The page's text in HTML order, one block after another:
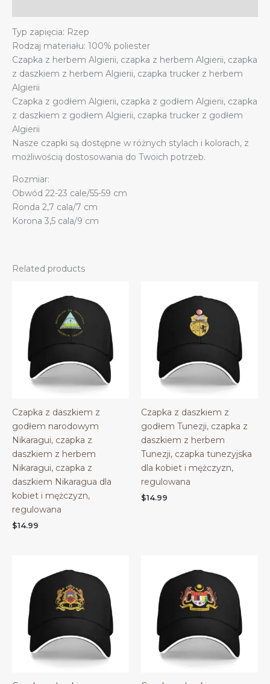
Typ zapięcia: Rzep
Rodzaj materiału: 100% poliester
Czapka z herbem Algierii, czapka z herbem Algierii, czapka
z daszkiem z herbem Algierii, czapka trucker z herbem
Algierii
Czapka z godłem Algierii, czapka z godłem Algierii, czapka
z daszkiem z godłem Algierii, czapka trucker z godłem
Algierii
Nasze czapki są dostępne w różnych stylach i kolorach, z
możliwością dostosowania do Twoich potrzeb.
Rozmiar:
Obwód 22-23 cale/55-59 cm
Ronda 2,7 cala/7 cm
Korona 3,5 cala/9 cm
Related products
Czapka z daszkiem z
godłem narodowym
Nikaragui, czapka z
daszkiem z herbem
Nikaragui, czapka z
daszkiem Nikaragua dla
kobiet i mężczyzn,
regulowana
$14.99
Czapka z daszkiem z
godłem Tunezji, czapka z
daszkiem z herbem
Tunezji, czapka tunezyjska
dla kobiet i mężczyzn,
regulowana
$14.99